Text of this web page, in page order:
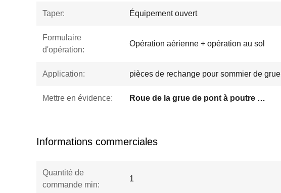
Taper: Équipement ouvert
Formulaire
d'opération:
Opération aérienne + opération au sol
Application: pièces de rechange pour sommier de grue
Mettre en évidence: Roue de la grue de pont à poutre unique de 10 tonnes
Informations commerciales
Quantité de
commande min:
1